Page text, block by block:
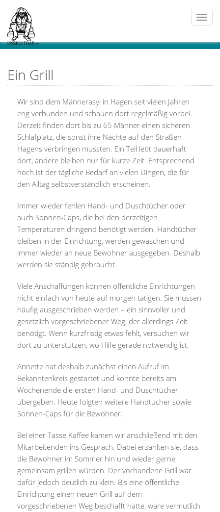
Ein Grill
Wir sind dem Männerasyl in Hagen seit vielen Jahren
eng verbunden und schauen dort regelmäßig vorbei.
Derzeit finden dort bis zu 65 Männer einen sicheren
Schlafplatz, die sonst ihre Nächte auf den Straßen
Hagens verbringen müssten. Ein Teil lebt dauerhaft
dort, andere bleiben nur für kurze Zeit. Entsprechend
hoch ist der tägliche Bedarf an vielen Dingen, die für
den Alltag selbstverständlich erscheinen.
Immer wieder fehlen Hand- und Duschtücher oder
auch Sonnen-Caps, die bei den derzeitigen
Temperaturen dringend benötigt werden. Handtücher
bleiben in der Einrichtung, werden gewaschen und
immer wieder an neue Bewohner ausgegeben. Deshalb
werden sie ständig gebraucht.
Viele Anschaffungen können öffentliche Einrichtungen
nicht einfach von heute auf morgen tätigen. Sie müssen
häufig ausgeschrieben werden – ein sinnvoller und
gesetzlich vorgeschriebener Weg, der allerdings Zeit
benötigt. Wenn kurzfristig etwas fehlt, versuchen wir
dort zu unterstützen, wo Hilfe gerade notwendig ist.
Annette hat deshalb zunächst einen Aufruf im
Bekanntenkreis gestartet und konnte bereits am
Wochenende die ersten Hand- und Duschtücher
übergeben. Heute folgten weitere Handtücher sowie
Sonnen-Caps für die Bewohner.
Bei einer Tasse Kaffee kamen wir anschließend mit den
Mitarbeitenden ins Gespräch. Dabei erzählten sie, dass
die Bewohner im Sommer hin und wieder gerne
gemeinsam grillen würden. Der vorhandene Grill war
dafür jedoch deutlich zu klein. Bis eine öffentliche
Einrichtung einen neuen Grill auf dem
vorgeschriebenen Weg beschafft hätte, wäre vermutlich